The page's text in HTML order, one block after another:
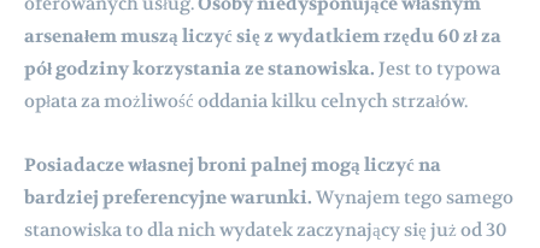
arsenałem muszą liczyć się z wydatkiem rzędu 60 zł za
pół godziny korzystania ze stanowiska. Jest to typowa
opłata za możliwość oddania kilku celnych strzałów.
Posiadacze własnej broni palnej mogą liczyć na
bardziej preferencyjne warunki. Wynajem tego samego
stanowiska to dla nich wydatek zaczynający się już od 30